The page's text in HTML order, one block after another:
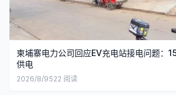
柬埔寨电力公司回应EV充电站接电问题：
供电
2026/8/9522 阅读